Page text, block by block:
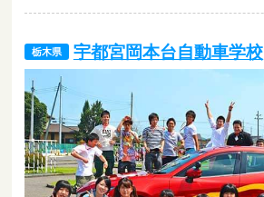
栃木県 宇都宮岡本台自動車学校